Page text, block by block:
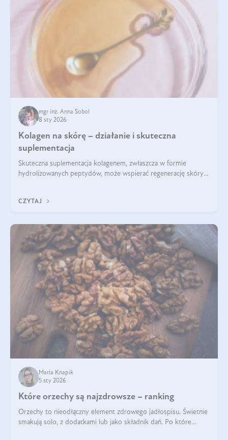
mgr inż. Anna Sobol
8 sty 2026
Kolagen na skórę – działanie i skuteczna
suplementacja
Skuteczna suplementacja kolagenem, zwłaszcza w formie
hydrolizowanych peptydów, może wspierać regenerację skóry i
CZYTAJ
Maria Knapik
5 sty 2026
Które orzechy są najzdrowsze – ranking
Orzechy to nieodłączny element zdrowego jadłospisu. Świetnie
smakują solo, z dodatkami lub jako składnik dań. Po które